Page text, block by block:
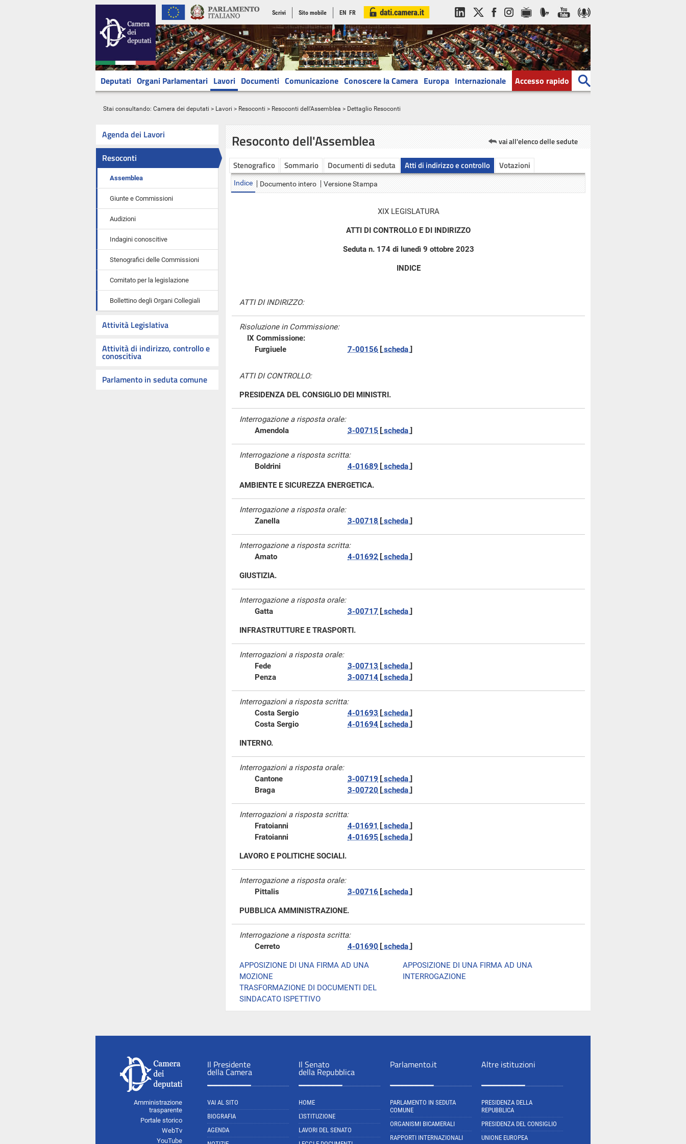
Scrivi Sito mobile EN FR
Deputati Organi Parlamentari Lavori Documenti Comunicazione Conoscere la Camera Europa Internazionale Accesso rapido
Stai consultando: Camera dei deputati > Lavori > Resoconti > Resoconti dell'Assemblea > Dettaglio Resoconti
Agenda dei Lavori
Resoconti
Assemblea
Giunte e Commissioni
Audizioni
Indagini conoscitive
Stenografici delle Commissioni
Comitato per la legislazione
Bollettino degli Organi Collegiali
Attività Legislativa
Attività di indirizzo, controllo e
conoscitiva
Parlamento in seduta comune
Resoconto dell'Assemblea vai all'elenco delle sedute
Stenografico Sommario Documenti di seduta Atti di indirizzo e controllo Votazioni
Indice Documento intero Versione Stampa
XIX LEGISLATURA
ATTI DI CONTROLLO E DI INDIRIZZO
Seduta n. 174 di lunedì 9 ottobre 2023
INDICE
ATTI DI INDIRIZZO:
Risoluzione in Commissione:
IX Commissione:
Furgiuele
7-00156 [ scheda ]
ATTI DI CONTROLLO:
PRESIDENZA DEL CONSIGLIO DEI MINISTRI.
Interrogazione a risposta orale:
Amendola
3-00715 [ scheda ]
Interrogazione a risposta scritta:
Boldrini
4-01689 [ scheda ]
AMBIENTE E SICUREZZA ENERGETICA.
Interrogazione a risposta orale:
Zanella
3-00718 [ scheda ]
Interrogazione a risposta scritta:
Amato
4-01692 [ scheda ]
GIUSTIZIA.
Interrogazione a risposta orale:
Gatta
3-00717 [ scheda ]
INFRASTRUTTURE E TRASPORTI.
Interrogazioni a risposta orale:
Fede
3-00713 [ scheda ]
Penza
3-00714 [ scheda ]
Interrogazioni a risposta scritta:
Costa Sergio
4-01693 [ scheda ]
Costa Sergio
4-01694 [ scheda ]
INTERNO.
Interrogazioni a risposta orale:
Cantone
3-00719 [ scheda ]
Braga
3-00720 [ scheda ]
Interrogazioni a risposta scritta:
Fratoianni
4-01691 [ scheda ]
Fratoianni
4-01695 [ scheda ]
LAVORO E POLITICHE SOCIALI.
Interrogazione a risposta orale:
Pittalis
3-00716 [ scheda ]
PUBBLICA AMMINISTRAZIONE.
Interrogazione a risposta scritta:
Cerreto
4-01690 [ scheda ]
APPOSIZIONE DI UNA FIRMA AD UNA
MOZIONE
APPOSIZIONE DI UNA FIRMA AD UNA
INTERROGAZIONE
TRASFORMAZIONE DI DOCUMENTI DEL
SINDACATO ISPETTIVO
Amministrazione
trasparente
Portale storico
WebTv
YouTube
Il Presidente
della Camera
VAI AL SITO
BIOGRAFIA
AGENDA
Il Senato
della Repubblica
HOME
L'ISTITUZIONE
LAVORI DEL SENATO
Parlamento.it
PARLAMENTO IN SEDUTA
COMUNE
ORGANISMI BICAMERALI
RAPPORTI INTERNAZIONALI
Altre istituzioni
PRESIDENZA DELLA
REPUBBLICA
PRESIDENZA DEL CONSIGLIO
UNIONE EUROPEA